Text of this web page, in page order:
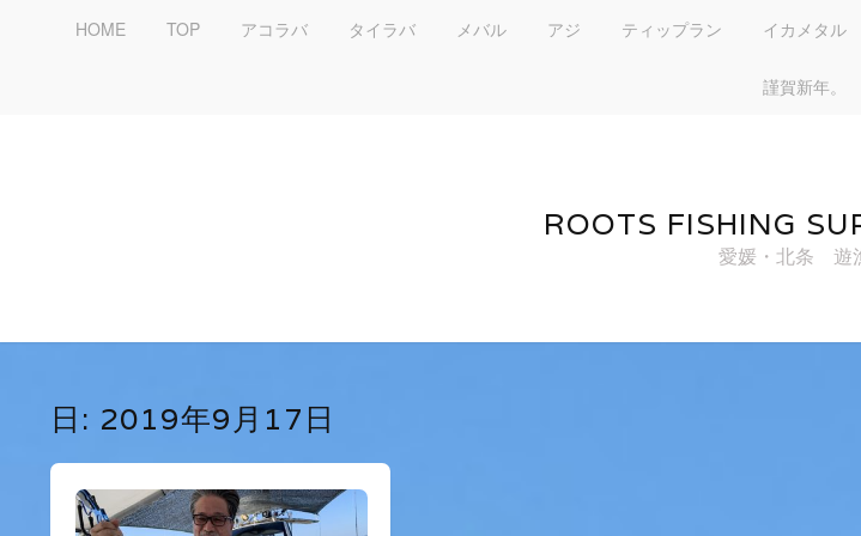
HOME TOP アコラバ タイラバ メバル アジ ティップラン イカメタル
謹賀新年。
ROOTS FISHING
愛媛・北条 遊
日: 2019年9月17日